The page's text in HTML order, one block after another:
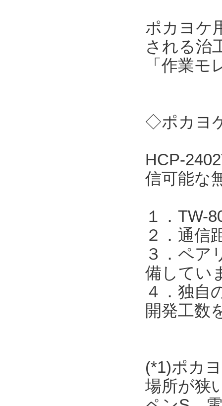
ポカヨケ
される治
「作業
◇ポカヨ
HCP-
信可能な
１．TW-
２．通信
３．ペア
備してい
４．独自
開発工数
(*1)ポカ
場所が狭